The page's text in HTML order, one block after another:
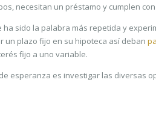
necesitan un préstamo y cumplen
ha sido la palabra más repetida y
plazo fijo en su hipoteca así deban
fijo a uno variable.
esperanza es investigar las diversas